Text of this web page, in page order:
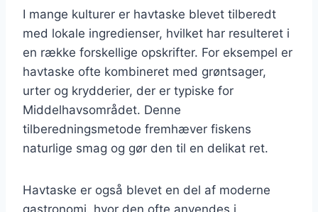
I mange kulturer er havtaske blevet tilberedt
med lokale ingredienser, hvilket har resulteret i
en række forskellige opskrifter. For eksempel er
havtaske ofte kombineret med grøntsager,
urter og krydderier, der er typiske for
Middelhavsområdet. Denne
tilberedningsmetode fremhæver fiskens
naturlige smag og gør den til en delikat ret.
Havtaske er også blevet en del af moderne
gastronomi, hvor den ofte anvendes i